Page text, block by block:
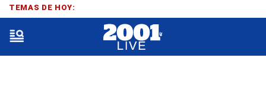
TEMAS DE HOY: